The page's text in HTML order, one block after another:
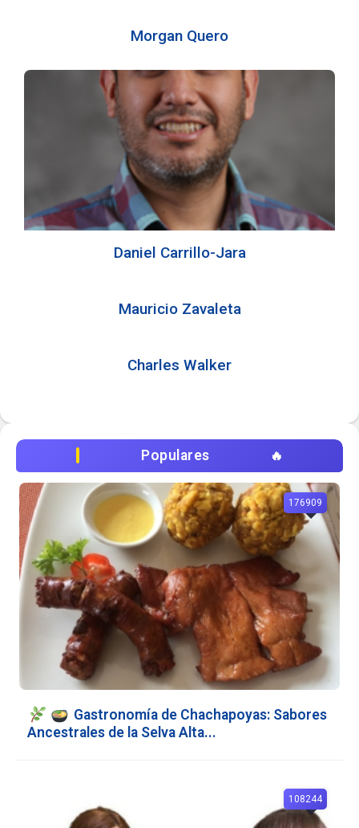
Morgan Quero
Daniel Carrillo-Jara
Mauricio Zavaleta
Charles Walker
Populares
Gastronomía de Chachapoyas: Sabores
Ancestrales de la Selva Alta...
176909
108244